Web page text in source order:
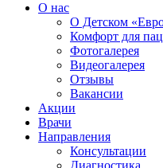
О нас
О Детском
Комфорт для
Фотогалерея
Видеогалерея
Отзывы
Вакансии
Акции
Врачи
Направления
Консультации
Диагностика